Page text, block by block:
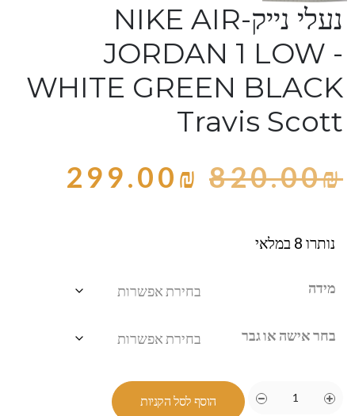
נעלי נייק-NIKE AIR
JORDAN 1 LOW -
WHITE GREEN BLACK
Travis Scott
820.00₪
299.00₪
נותרו 8 במלאי
מידה
בחר אישה או גבר
הוסף לסל הקניות